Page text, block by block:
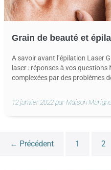
Grain de beauté et
A savoir avant l’épilation Laser
laser : réponses à vos
complexées par des problèmes
12 janvier 2022 par Maison
← Précédent 1 2